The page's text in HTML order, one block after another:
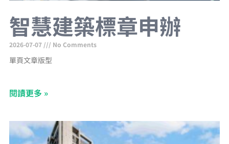
智慧建築標章申辦
2026-07-07 No Comments
單頁文章版型
閱讀更多 »